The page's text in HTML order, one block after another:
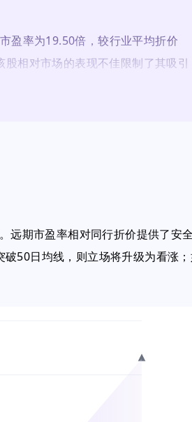
盈率为19.50倍，较行业平均折价
相对市场的表现不佳限制了其吸引
增长和缺乏动能。
远期市盈率相对同行折价提供了安
50日均线，则立场将升级为看涨